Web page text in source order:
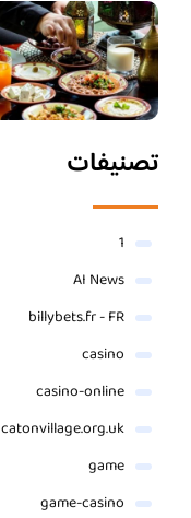
تصنيفات
1
AI News
billybets.fr - FR
casino
casino-online
catonvillage.org.uk
game
game-casino